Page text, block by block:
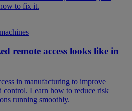
to fix it.
remote access looks like in
in manufacturing to improve
control. Learn how to reduce risk
running smoothly.